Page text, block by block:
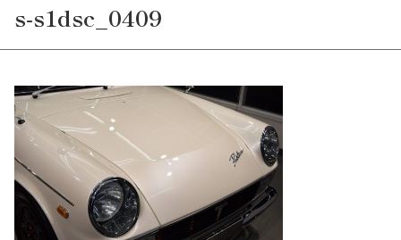
外装のガラスコーティング施工料金
ヘッドライトクリーニング施工料金
樹脂・メッシュパーツコーティング施工料金
施工ギャラリー
PICKUP NOSTALGIC
お客さまの声お問い合わせ
施工のご予約
s-s1dsc_0409